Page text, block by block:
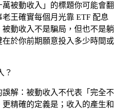
被動收入」的標題你可能會翻
王確實每個月光靠 ETF 配息
動收入不是騙局，但也不是躺
於你前期願意投入多少時間或
？
誤解：被動收入不代表「完全不
精確的定義是；收入的產生和